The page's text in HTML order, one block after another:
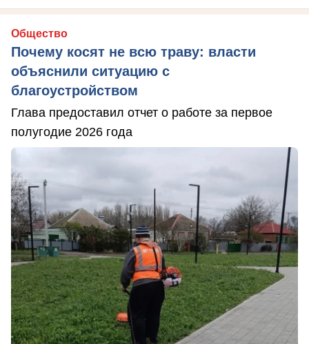
Общество
Почему косят не всю траву: власти
объяснили ситуацию с
благоустройством
Глава предоставил отчет о работе за первое
полугодие 2026 года